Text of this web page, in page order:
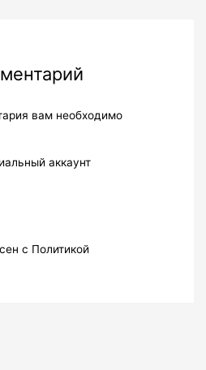
вам необходимо
аккаунт
с Политикой